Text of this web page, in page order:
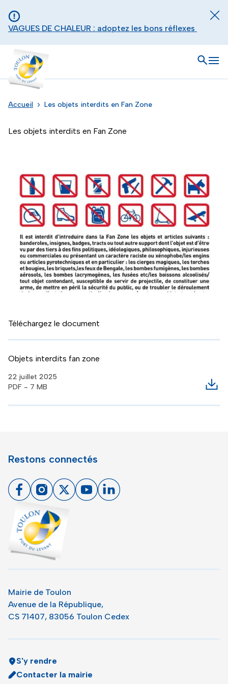
VAGUES DE CHALEUR : adoptez les bons réflexes
Toulon - Port du levant, retour à l'accueil
Ouvrir
Accueil Les objets interdits en Fan Zone
Les objets interdits en Fan Zone
Téléchargez le document
Objets interdits fan zone
22 juillet 2025
PDF - 7 MB
Restons connectés
FacebookInstagram
X YoutubeLinkedin
Mairie de Toulon
Avenue de la République,
CS 71407, 83056 Toulon Cedex
S'y rendre
Contacter la mairie